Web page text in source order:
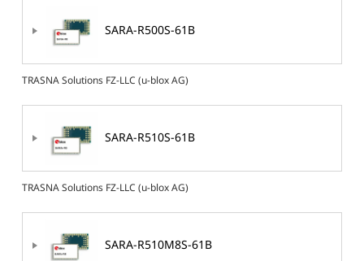
SARA-R500S-61B
TRASNA Solutions FZ-LLC (u-blox AG)
SARA-R510S-61B
TRASNA Solutions FZ-LLC (u-blox AG)
SARA-R510M8S-61B